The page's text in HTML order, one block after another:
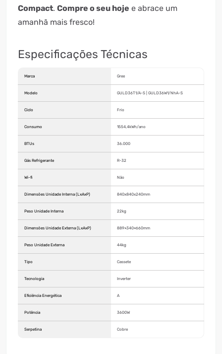
Compact. Compre o seu hoje e abrace um
amanhã mais fresco!
Especificações Técnicas
Marca Gree
Modelo GULD36T1/A-S | GULD36W1/NhA-S
Ciclo Frio
Consumo 1554,4kWh/ano
BTUs 36.000
Gás Refrigerante R-32
Wi-fi Não
Dimensões Unidade Interna (LxAxP) 840x840x240mm
Peso Unidade Interna 22kg
Dimensões Unidade Externa (LxAxP) 889×340×660mm
Peso Unidade Externa 44kg
Tipo Cassete
Tecnologia Inverter
Eficiência Energética A
Potência 3600W
Serpetina Cobre